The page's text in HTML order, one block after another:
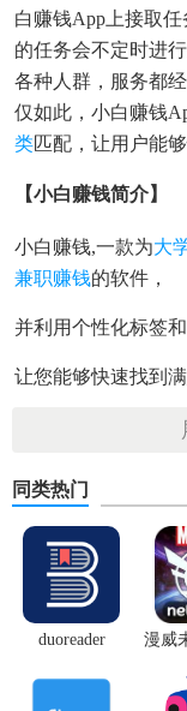
白赚钱app上接取
的任务会不定时进
各种人群，服务都
仅如此，小白赚钱
类匹配，让用户能
【小白赚钱简介】
小白赚钱,一款为大
兼职赚钱的软件，
并利用个性化标签
让您能够快速找到
同类热门
duoreader
漫威